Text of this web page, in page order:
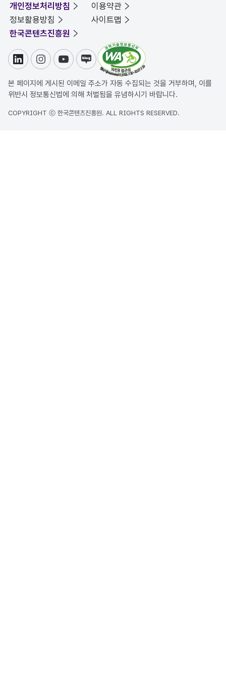
개인정보처리방침
이용약관
정보활용방침
사이트맵
한국콘텐츠진흥원
링크드인인스타그램
유튜브블로그
본 페이지에 게시된 이메일 주소가 자동 수집되는 것을 거부하며, 이를
위반시 정보통신법에 의해 처벌됨을 유념하시기 바랍니다.
COPYRIGHT ⓒ 한국콘텐츠진흥원. ALL RIGHTS RESERVED.